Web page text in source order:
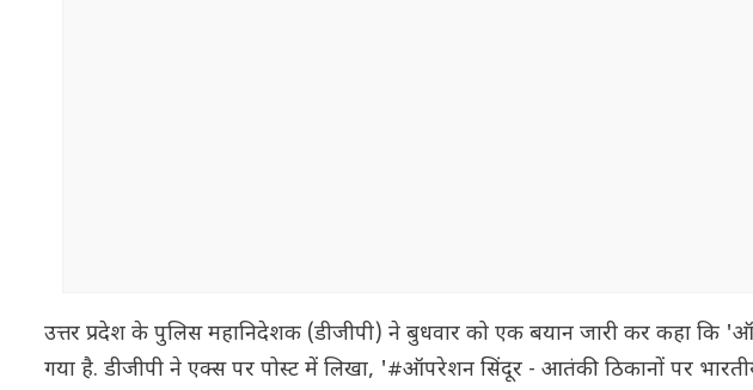
उत्तर प्रदेश के पुलिस महानिदेशक (डीजीपी) ने बुधवार को एक बयान जारी कर कहा कि
गया है. डीजीपी ने एक्स पर पोस्ट में लिखा, '#ऑपरेशन सिंदूर - आतंकी ठिकानों पर